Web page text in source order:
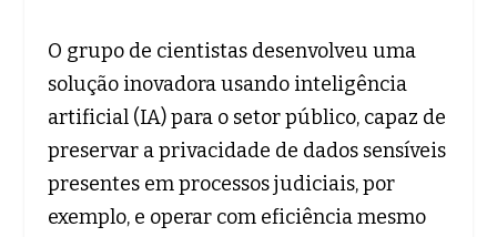
O grupo de cientistas desenvolveu uma
solução inovadora usando inteligência
artificial (IA) para o setor público, capaz de
preservar a privacidade de dados sensíveis
presentes em processos judiciais, por
exemplo, e operar com eficiência mesmo